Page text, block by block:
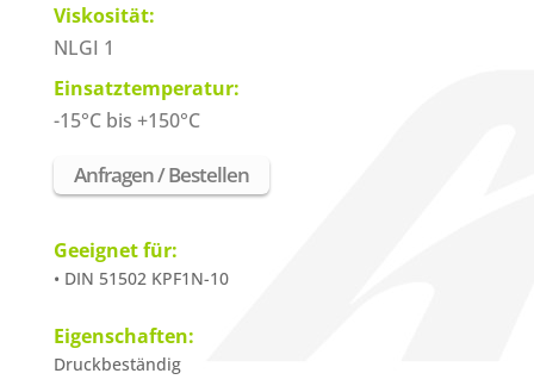
Viskosität:
NLGI 1
Einsatztemperatur:
-15°C bis +150°C
Anfragen / Bestellen
Geeignet für:
• DIN 51502 KPF1N-10
Eigenschaften:
Druckbeständig